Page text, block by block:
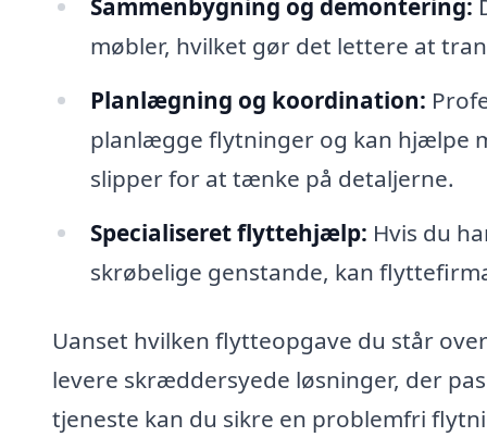
Sammenbygning og demontering:
møbler, hvilket gør det lettere at
Planlægning og koordination:
planlægge flytninger og kan hjælpe
slipper for at tænke på detaljerne.
Specialiseret flyttehjælp: Hvis du
skrøbelige genstande, kan
Uanset hvilken flytteopgave du står
levere skræddersyede løsninger, der
tjeneste kan du sikre en problemfri